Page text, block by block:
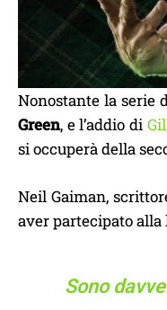
Nonostante la serie
Green, e l’addio di
si occuperà della
Neil Gaiman,
aver partecipato
Sono